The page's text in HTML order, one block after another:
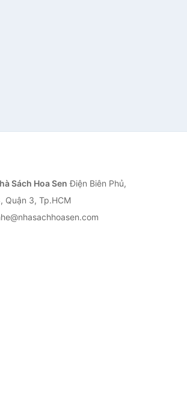
Sách Hoa Sen Điện Biên Phủ,
Quận 3, Tp.HCM